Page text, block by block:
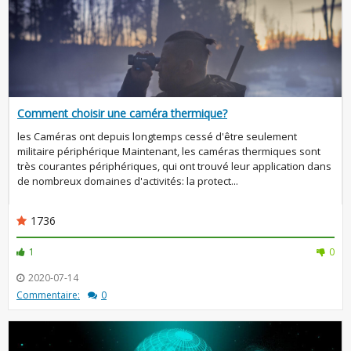
Comment choisir une caméra thermique?
les Caméras ont depuis longtemps cessé d'être seulement
militaire périphérique Maintenant, les caméras thermiques sont
très courantes périphériques, qui ont trouvé leur application dans
de nombreux domaines d'activités: la protect...
1736
1
0
2020-07-14
Commentaire:
0